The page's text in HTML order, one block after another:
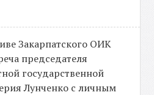
Закарпатского ОИК
председателя
государственной
Лунченко с личным